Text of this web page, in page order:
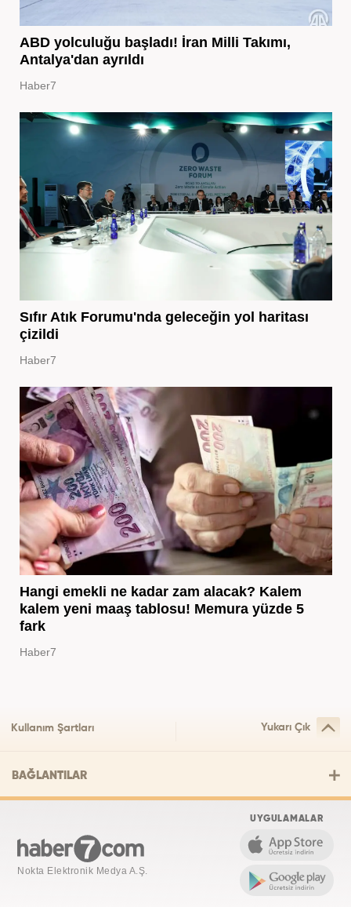
ABD yolculuğu başladı! İran Milli Takımı,
Antalya'dan ayrıldı
Haber7
Sıfır Atık Forumu'nda geleceğin yol haritası
çizildi
Haber7
Hangi emekli ne kadar zam alacak? Kalem
kalem yeni maaş tablosu! Memura yüzde 5
fark
Haber7
Kullanım Şartları Yukarı Çık
BAĞLANTILAR
Nokta Elektronik Medya A.Ş.
UYGULAMALAR